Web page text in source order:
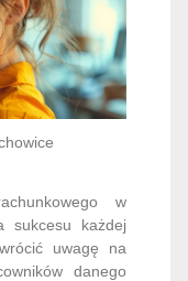
w
sukcesu każdej
uwagę na
danego